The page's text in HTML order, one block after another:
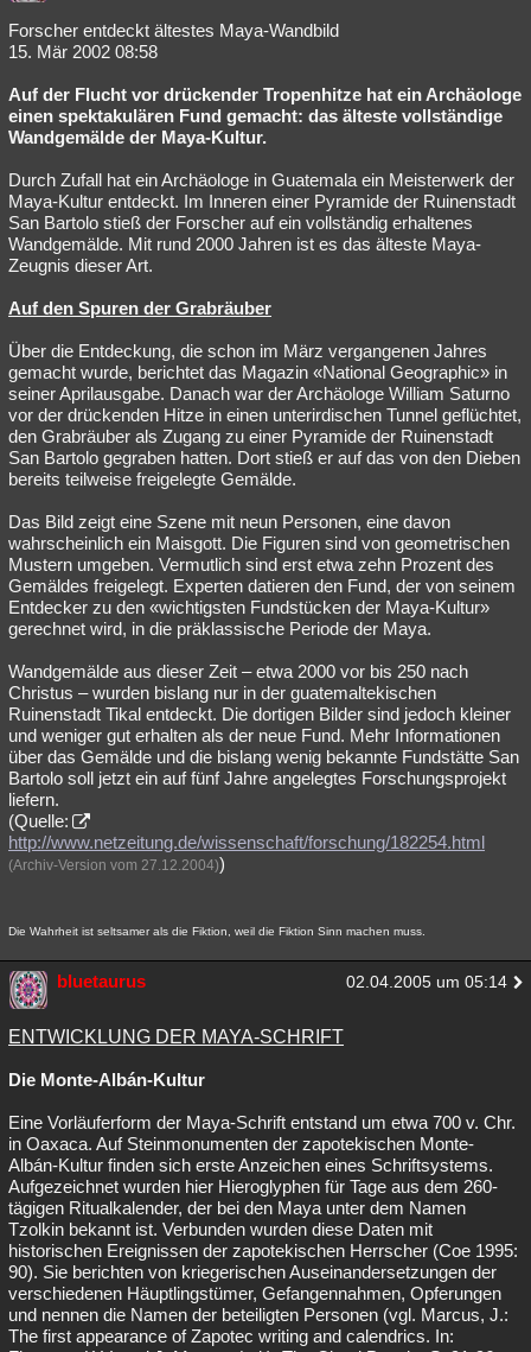
Forscher entdeckt ältestes Maya-Wandbild
15. Mär 2002 08:58
Auf der Flucht vor drückender Tropenhitze hat ein Archäologe
einen spektakulären Fund gemacht: das älteste vollständige
Wandgemälde der Maya-Kultur.
Durch Zufall hat ein Archäologe in Guatemala ein Meisterwerk der
Maya-Kultur entdeckt. Im Inneren einer Pyramide der Ruinenstadt
San Bartolo stieß der Forscher auf ein vollständig erhaltenes
Wandgemälde. Mit rund 2000 Jahren ist es das älteste Maya-
Zeugnis dieser Art.
Auf den Spuren der Grabräuber
Über die Entdeckung, die schon im März vergangenen Jahres
gemacht wurde, berichtet das Magazin «National Geographic» in
seiner Aprilausgabe. Danach war der Archäologe William Saturno
vor der drückenden Hitze in einen unterirdischen Tunnel geflüchtet,
den Grabräuber als Zugang zu einer Pyramide der Ruinenstadt
San Bartolo gegraben hatten. Dort stieß er auf das von den Dieben
bereits teilweise freigelegte Gemälde.
Das Bild zeigt eine Szene mit neun Personen, eine davon
wahrscheinlich ein Maisgott. Die Figuren sind von geometrischen
Mustern umgeben. Vermutlich sind erst etwa zehn Prozent des
Gemäldes freigelegt. Experten datieren den Fund, der von seinem
Entdecker zu den «wichtigsten Fundstücken der Maya-Kultur»
gerechnet wird, in die präklassische Periode der Maya.
Wandgemälde aus dieser Zeit – etwa 2000 vor bis 250 nach
Christus – wurden bislang nur in der guatemaltekischen
Ruinenstadt Tikal entdeckt. Die dortigen Bilder sind jedoch kleiner
und weniger gut erhalten als der neue Fund. Mehr Informationen
über das Gemälde und die bislang wenig bekannte Fundstätte San
Bartolo soll jetzt ein auf fünf Jahre angelegtes Forschungsprojekt
liefern.
(Quelle:
http://www.netzeitung.de/wissenschaft/forschung/182254.html
(Archiv-Version vom 27.12.2004))
Die Wahrheit ist seltsamer als die Fiktion, weil die Fiktion Sinn machen muss.
bluetaurus 02.04.2005 um 05:14
ENTWICKLUNG DER MAYA-SCHRIFT
Die Monte-Albán-Kultur
Eine Vorläuferform der Maya-Schrift entstand um etwa 700 v. Chr.
in Oaxaca. Auf Steinmonumenten der zapotekischen Monte-
Albán-Kultur finden sich erste Anzeichen eines Schriftsystems.
Aufgezeichnet wurden hier Hieroglyphen für Tage aus dem 260-
tägigen Ritualkalender, der bei den Maya unter dem Namen
Tzolkin bekannt ist. Verbunden wurden diese Daten mit
historischen Ereignissen der zapotekischen Herrscher (Coe 1995:
90). Sie berichten von kriegerischen Auseinandersetzungen der
verschiedenen Häuptlingstümer, Gefangennahmen, Opferungen
und nennen die Namen der beteiligten Personen (vgl. Marcus, J.:
The first appearance of Zapotec writing and calendrics. In: